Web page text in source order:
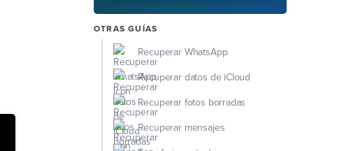
OTRAS GUÍAS
Recuperar WhatsApp
Recuperar datos de iCloud
Recuperar fotos borradas
Recuperar mensajes